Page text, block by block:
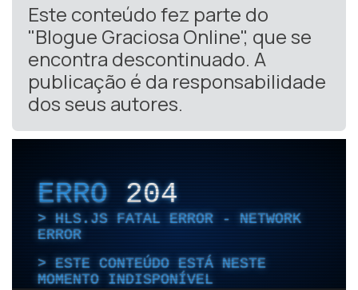
Este conteúdo fez parte do
"Blogue Graciosa Online", que se
encontra descontinuado. A
publicação é da responsabilidade
dos seus autores.
ERRO204
HLS.JS FATAL ERROR - NETWORK
ERROR
ESTE CONTEÚDO ESTÁ NESTE
MOMENTO INDISPONÍVEL